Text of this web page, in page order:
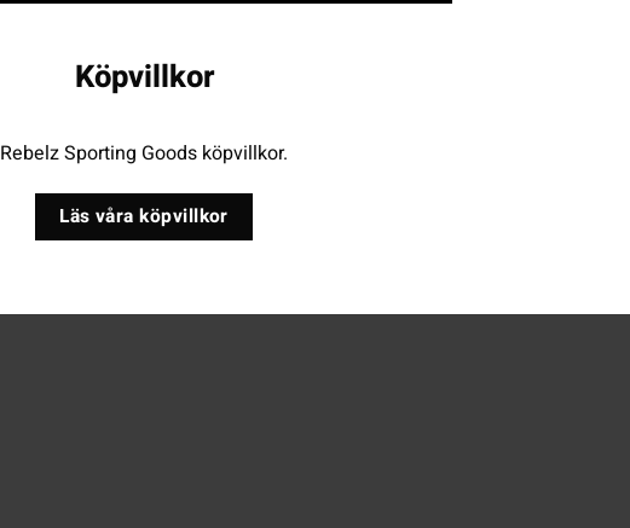
Köpvillkor
Rebelz Sporting Goods köpvillkor.
Läs våra köpvillkor